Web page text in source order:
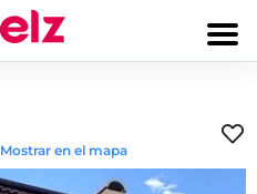
Mostrar en el mapa